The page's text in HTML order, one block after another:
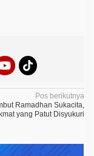
Pos berikutnya
Ramadhan Sukacita,
yang Patut Disyukuri